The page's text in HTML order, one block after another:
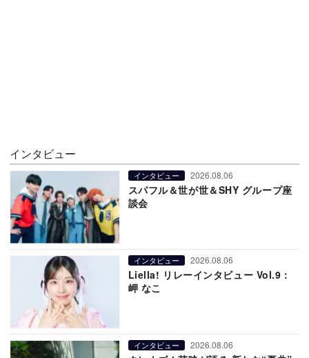
インタビュー
インタビュー 2026.08.06
スパフル＆世が世＆SHY グループ座
談会
インタビュー 2026.08.06
Liella! リレーインタビュー Vol.9：
岬 なこ
インタビュー 2026.08.06